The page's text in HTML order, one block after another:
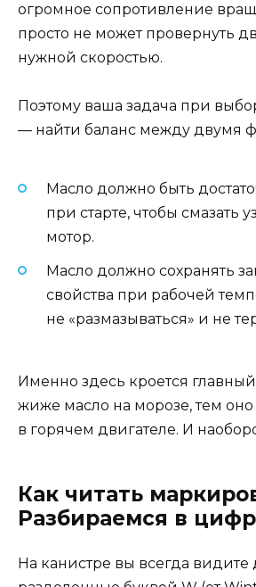
огромное сопротивление
просто не может провернуть
нужной скоростью.
Поэтому ваша задача при
— найти баланс между двумя
Масло должно быть
при старте, чтобы смазать
мотор.
Масло должно сохранять
свойства при рабочей
не «размазываться» и не
Именно здесь кроется
жиже масло на морозе, тем
в горячем двигателе. И
Как читать
Разбираемся в
На канистре вы всегда